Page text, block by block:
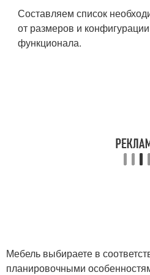
Составляем список
от размеров и
функционала.
Мебель выбираете в
планировочными